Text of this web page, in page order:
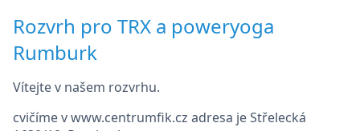
Rozvrh pro TRX a poweryoga
Rumburk
Vítejte v našem rozvrhu.
cvičíme v www.centrumfik.cz adresa je Střelecká